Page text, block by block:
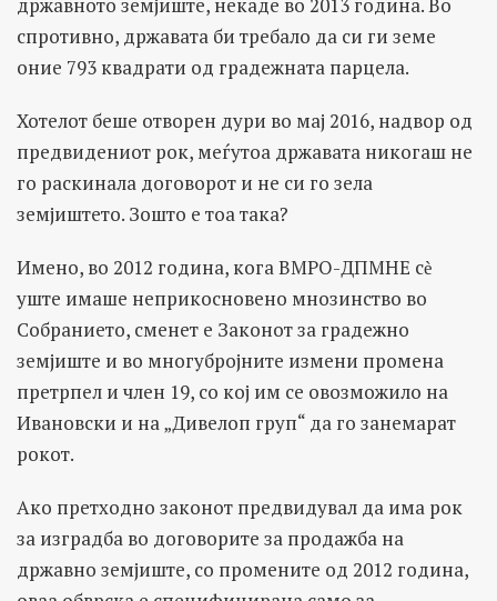
спротивно, државата би требало да си ги земе
оние 793 квадрати од градежната парцела.
Хотелот беше отворен дури во мај 2016, надвор од
предвидениот рок, меѓутоа државата никогаш не
го раскинала договорот и не си го зела
земјиштето. Зошто е тоа така?
Имено, во 2012 година, кога ВМРО-ДПМНЕ сѐ
уште имаше неприкосновено мнозинство во
Собранието, сменет е Законот за градежно
земјиште и во многубројните измени промена
претрпел и член 19, со кој им се овозможило на
Ивановски и на „Дивелоп груп“ да го занемарат
рокот.
Ако претходно законот предвидувал да има рок
за изградба во договорите за продажба на
државно земјиште, со промените од 2012 година,